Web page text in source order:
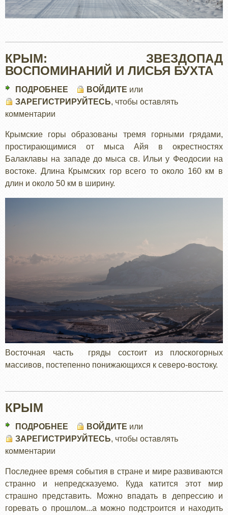
КРЫМ: ЗВЕЗДОПАД
ВОСПОМИНАНИЙ И ЛИСЬЯ БУХТА
ПОДРОБНЕЕ
КРЫМ:
И
ЛИСЬЯ
БУХТА
ВОЙДИТЕ или
ЗАРЕГИСТРИРУЙТЕСЬ, чтобы оставлять
комментарии
Крымские горы образованы тремя горными грядами,
простирающимися от мыса Айя в окрестностях
Балаклавы на западе до мыса св. Ильи у Феодосии на
востоке. Длина Крымских гор всего то около 160 км в
длин и около 50 км в ширину.
Восточная часть гряды состоит из плоскогорных
массивов, постепенно понижающихся к северо-востоку.
КРЫМ
ПОДРОБНЕЕ
КРЫМ
ВОЙДИТЕ или
ЗАРЕГИСТРИРУЙТЕСЬ, чтобы оставлять
комментарии
Последнее время события в стране и мире развиваются
странно и непредсказуемо. Куда катится этот мир
страшно представить. Можно впадать в депрессию и
горевать о прошлом...а можно подстроится и находить